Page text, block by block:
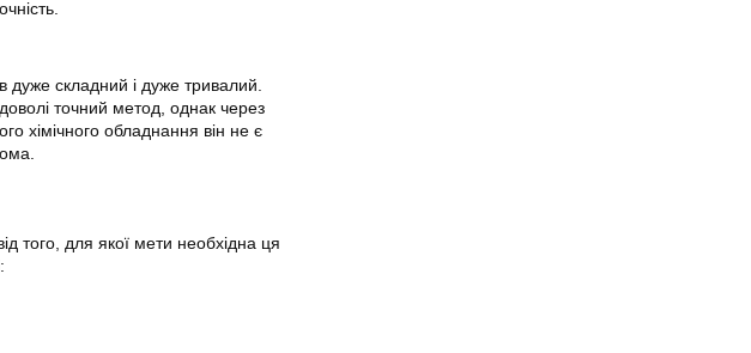
дуже складний і дуже тривалий.
доволі точний метод, однак через
хімічного обладнання він не є
того, для якої мети необхідна ця